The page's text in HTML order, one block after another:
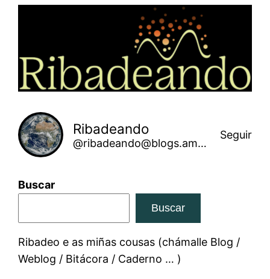
Ribadeando
@ribadeando@blogs.amarinha.gal
Seguir
Buscar
Buscar
Ribadeo e as miñas cousas (chámalle Blog /
Weblog / Bitácora / Caderno … )